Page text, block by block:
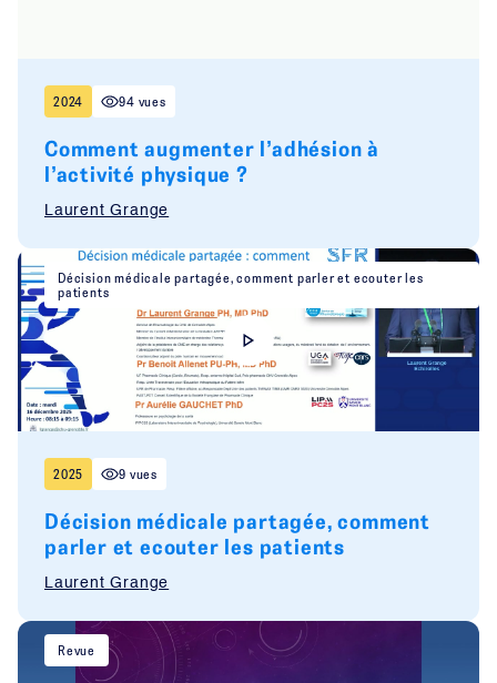
2024 94 vues
Comment augmenter l’adhésion à
l’activité physique ?
Laurent Grange
Décision médicale partagée, comment parler et ecouter les
patients
2025 9 vues
Décision médicale partagée, comment
parler et ecouter les patients
Laurent Grange
Revue